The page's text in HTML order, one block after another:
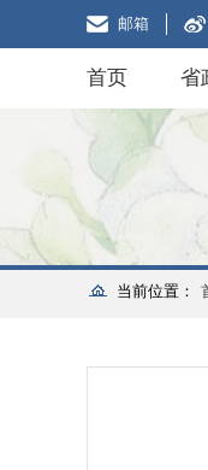
邮箱
首页 省
当前位置：